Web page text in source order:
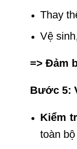
Thay
Vệ
=> Đảm
Bước 5:
Kiểm
toàn